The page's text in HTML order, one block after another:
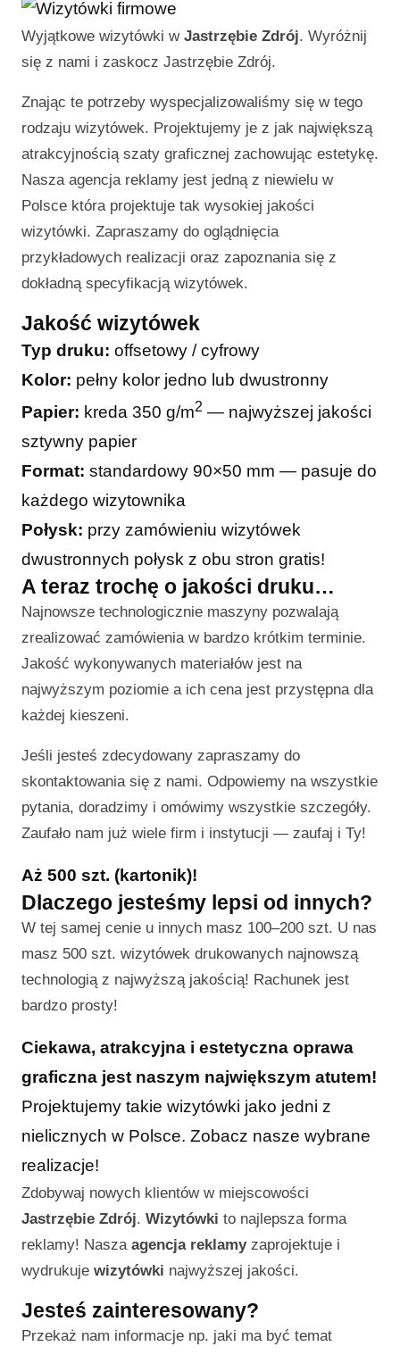
Wyjątkowe wizytówki w Jastrzębie Zdrój. Wyróżnij
się z nami i zaskocz Jastrzębie Zdrój.
Znając te potrzeby wyspecjalizowaliśmy się w tego
rodzaju wizytówek. Projektujemy je z jak największą
atrakcyjnością szaty graficznej zachowując estetykę.
Nasza agencja reklamy jest jedną z niewielu w
Polsce która projektuje tak wysokiej jakości
wizytówki. Zapraszamy do oglądnięcia
przykładowych realizacji oraz zapoznania się z
dokładną specyfikacją wizytówek.
Jakość wizytówek
Typ druku: offsetowy / cyfrowy
Kolor: pełny kolor jedno lub dwustronny
Papier: kreda 350 g/m2 — najwyższej jakości
sztywny papier
Format: standardowy 90×50 mm — pasuje do
każdego wizytownika
Połysk: przy zamówieniu wizytówek
dwustronnych połysk z obu stron gratis!
A teraz trochę o jakości druku…
Najnowsze technologicznie maszyny pozwalają
zrealizować zamówienia w bardzo krótkim terminie.
Jakość wykonywanych materiałów jest na
najwyższym poziomie a ich cena jest przystępna dla
każdej kieszeni.
Jeśli jesteś zdecydowany zapraszamy do
skontaktowania się z nami. Odpowiemy na wszystkie
pytania, doradzimy i omówimy wszystkie szczegóły.
Zaufało nam już wiele firm i instytucji — zaufaj i Ty!
Aż 500 szt. (kartonik)!
Dlaczego jesteśmy lepsi od innych?
W tej samej cenie u innych masz 100–200 szt. U nas
masz 500 szt. wizytówek drukowanych najnowszą
technologią z najwyższą jakością! Rachunek jest
bardzo prosty!
Ciekawa, atrakcyjna i estetyczna oprawa
graficzna jest naszym największym atutem!
Projektujemy takie wizytówki jako jedni z
nielicznych w Polsce. Zobacz nasze wybrane
realizacje!
Zdobywaj nowych klientów w miejscowości
Jastrzębie Zdrój. Wizytówki to najlepsza forma
reklamy! Nasza agencja reklamyzaprojektuje i
wydrukuje wizytówki najwyższej jakości.
Jesteś zainteresowany?
Przekaż nam informacje np. jaki ma być temat